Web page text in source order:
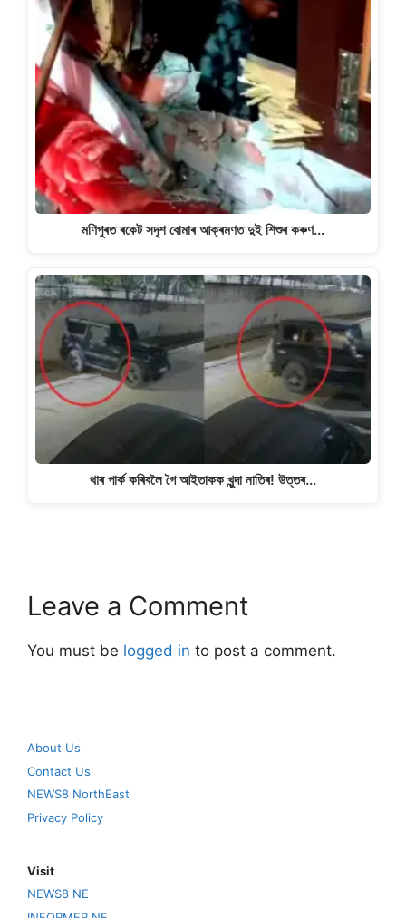
মণিপুৰত ৰকেট সদৃশ বোমাৰ আক্ৰমণত দুই শিশুৰ কৰুণ…
থাৰ পাৰ্ক কৰিবলৈ গৈ আইতাকক খুন্দা নাতিৰ! উত্তৰ…
Leave a Comment
You must be logged in to post a comment.
About Us
Contact Us
NEWS8 NorthEast
Privacy Policy
Visit
NEWS8 NE